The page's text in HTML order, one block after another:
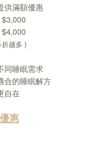
供滿額優惠
越多 )
同睡眠需求
合的睡眠解方
自在
惠